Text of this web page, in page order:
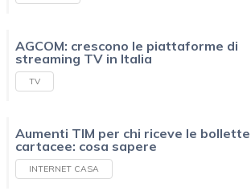
AGCOM: crescono le piattaforme di
streaming TV in Italia
TV
Aumenti TIM per chi riceve le bollette
cartacee: cosa sapere
INTERNET CASA